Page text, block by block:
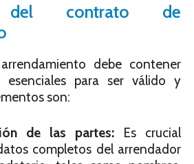
del contrato de
debe contener
esenciales para ser válido y
son:
de las partes: Es crucial
completos del arrendador